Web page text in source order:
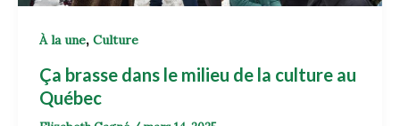
À la une, Culture
Ça brasse dans le milieu de la culture au
Québec